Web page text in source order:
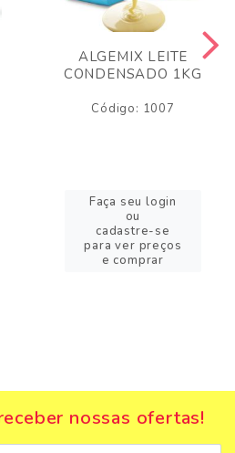
ALGEMIX LEITE
CONDENSADO 1KG
Código: 1007
Faça seu login
ou
cadastre-se
para ver preços
e comprar
nossas ofertas!